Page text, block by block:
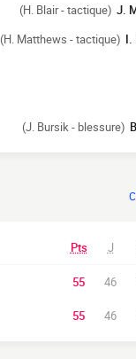
J.
(H. Blair - tactique)
I.
(H. Matthews - tactique)
(J. Bursik - blessure)
Pts J
55 46
55 46